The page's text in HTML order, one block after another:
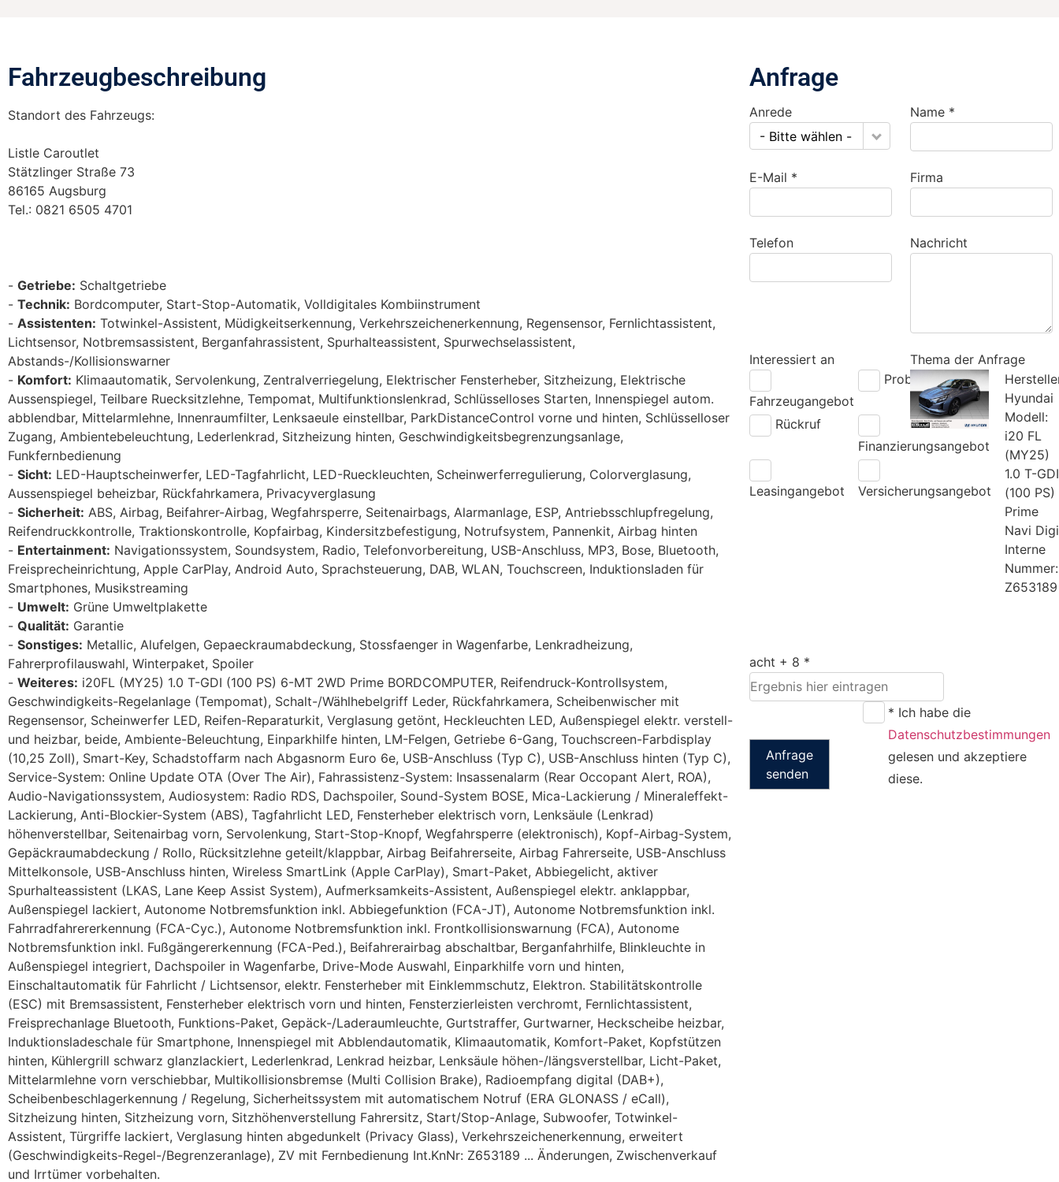
Fahrzeugbeschreibung​
Standort des Fahrzeugs:
Listle Caroutlet
Stätzlinger Straße 73
86165 Augsburg
Tel.: 0821 6505 4701
Getriebe: Schaltgetriebe
Technik: Bordcomputer, Start-Stop-Automatik, Volldigitales Kombiinstrument
Assistenten: Totwinkel-Assistent, Müdigkeitserkennung, Verkehrszeichenerkennung, Regensensor, Fernlichtassistent,
Lichtsensor, Notbremsassistent, Berganfahrassistent, Spurhalteassistent, Spurwechselassistent,
Abstands-/Kollisionswarner
Komfort: Klimaautomatik, Servolenkung, Zentralverriegelung, Elektrischer Fensterheber, Sitzheizung, Elektrische
Aussenspiegel, Teilbare Ruecksitzlehne, Tempomat, Multifunktionslenkrad, Schlüsselloses Starten, Innenspiegel autom.
abblendbar, Mittelarmlehne, Innenraumfilter, Lenksaeule einstellbar, ParkDistanceControl vorne und hinten, Schlüsselloser
Zugang, Ambientebeleuchtung, Lederlenkrad, Sitzheizung hinten, Geschwindigkeitsbegrenzungsanlage,
Funkfernbedienung
Sicht: LED-Hauptscheinwerfer, LED-Tagfahrlicht, LED-Rueckleuchten, Scheinwerferregulierung, Colorverglasung,
Aussenspiegel beheizbar, Rückfahrkamera, Privacyverglasung
Sicherheit: ABS, Airbag, Beifahrer-Airbag, Wegfahrsperre, Seitenairbags, Alarmanlage, ESP, Antriebsschlupfregelung,
Reifendruckkontrolle, Traktionskontrolle, Kopfairbag, Kindersitzbefestigung, Notrufsystem, Pannenkit, Airbag hinten
Entertainment: Navigationssystem, Soundsystem, Radio, Telefonvorbereitung, USB-Anschluss, MP3, Bose, Bluetooth,
Freisprecheinrichtung, Apple CarPlay, Android Auto, Sprachsteuerung, DAB, WLAN, Touchscreen, Induktionsladen für
Smartphones, Musikstreaming
Umwelt: Grüne Umweltplakette
Qualität: Garantie
Sonstiges: Metallic, Alufelgen, Gepaeckraumabdeckung, Stossfaenger in Wagenfarbe, Lenkradheizung,
Fahrerprofilauswahl, Winterpaket, Spoiler
Weiteres: i20FL (MY25) 1.0 T-GDI (100 PS) 6-MT 2WD Prime BORDCOMPUTER, Reifendruck-Kontrollsystem,
Geschwindigkeits-Regelanlage (Tempomat), Schalt-/Wählhebelgriff Leder, Rückfahrkamera, Scheibenwischer mit
Regensensor, Scheinwerfer LED, Reifen-Reparaturkit, Verglasung getönt, Heckleuchten LED, Außenspiegel elektr. verstell-
und heizbar, beide, Ambiente-Beleuchtung, Einparkhilfe hinten, LM-Felgen, Getriebe 6-Gang, Touchscreen-Farbdisplay
(10,25 Zoll), Smart-Key, Schadstoffarm nach Abgasnorm Euro 6e, USB-Anschluss (Typ C), USB-Anschluss hinten (Typ C),
Service-System: Online Update OTA (Over The Air), Fahrassistenz-System: Insassenalarm (Rear Occopant Alert, ROA),
Audio-Navigationssystem, Audiosystem: Radio RDS, Dachspoiler, Sound-System BOSE, Mica-Lackierung / Mineraleffekt-
Lackierung, Anti-Blockier-System (ABS), Tagfahrlicht LED, Fensterheber elektrisch vorn, Lenksäule (Lenkrad)
höhenverstellbar, Seitenairbag vorn, Servolenkung, Start-Stop-Knopf, Wegfahrsperre (elektronisch), Kopf-Airbag-System,
Gepäckraumabdeckung / Rollo, Rücksitzlehne geteilt/klappbar, Airbag Beifahrerseite, Airbag Fahrerseite, USB-Anschluss
Mittelkonsole, USB-Anschluss hinten, Wireless SmartLink (Apple CarPlay), Smart-Paket, Abbiegelicht, aktiver
Spurhalteassistent (LKAS, Lane Keep Assist System), Aufmerksamkeits-Assistent, Außenspiegel elektr. anklappbar,
Außenspiegel lackiert, Autonome Notbremsfunktion inkl. Abbiegefunktion (FCA-JT), Autonome Notbremsfunktion inkl.
Fahrradfahrererkennung (FCA-Cyc.), Autonome Notbremsfunktion inkl. Frontkollisionswarnung (FCA), Autonome
Notbremsfunktion inkl. Fußgängererkennung (FCA-Ped.), Beifahrerairbag abschaltbar, Berganfahrhilfe, Blinkleuchte in
Außenspiegel integriert, Dachspoiler in Wagenfarbe, Drive-Mode Auswahl, Einparkhilfe vorn und hinten,
Einschaltautomatik für Fahrlicht / Lichtsensor, elektr. Fensterheber mit Einklemmschutz, Elektron. Stabilitätskontrolle
(ESC) mit Bremsassistent, Fensterheber elektrisch vorn und hinten, Fensterzierleisten verchromt, Fernlichtassistent,
Freisprechanlage Bluetooth, Funktions-Paket, Gepäck-/Laderaumleuchte, Gurtstraffer, Gurtwarner, Heckscheibe heizbar,
Induktionsladeschale für Smartphone, Innenspiegel mit Abblendautomatik, Klimaautomatik, Komfort-Paket, Kopfstützen
hinten, Kühlergrill schwarz glanzlackiert, Lederlenkrad, Lenkrad heizbar, Lenksäule höhen-/längsverstellbar, Licht-Paket,
Mittelarmlehne vorn verschiebbar, Multikollisionsbremse (Multi Collision Brake), Radioempfang digital (DAB+),
Scheibenbeschlagerkennung / Regelung, Sicherheitssystem mit automatischem Notruf (ERA GLONASS / eCall),
Sitzheizung hinten, Sitzheizung vorn, Sitzhöhenverstellung Fahrersitz, Start/Stop-Anlage, Subwoofer, Totwinkel-
Assistent, Türgriffe lackiert, Verglasung hinten abgedunkelt (Privacy Glass), Verkehrszeichenerkennung, erweitert
(Geschwindigkeits-Regel-/Begrenzeranlage), ZV mit Fernbedienung Int.KnNr: Z653189 ... Änderungen, Zwischenverkauf
und Irrtümer vorbehalten.
Anfrage
Anrede
- Bitte wählen -
Name *
E-Mail * Firma
Telefon Nachricht
Interessiert an
Fahrzeugangebot
Probefahrt
Rückruf
Finanzierungsangebot
Leasingangebot Versicherungsangebot
Thema der Anfrage
Hyundai
Modell:
i20 FL
(MY25)
1.0 T-GDI
(100 PS)
Prime
Navi Digi
Interne
Nummer:
Z653189
acht + 8 *
Anfrage
senden
* Ich habe die
Datenschutzbestimmungen
gelesen und akzeptiere
diese.